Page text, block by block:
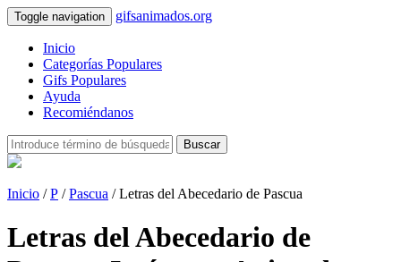
Toggle navigation gifsanimados.org
Inicio
Categorías Populares
Gifs Populares
Ayuda
Recomiéndanos
Buscar
Inicio /P /Pascua / Letras del Abecedario de Pascua
Letras del Abecedario de